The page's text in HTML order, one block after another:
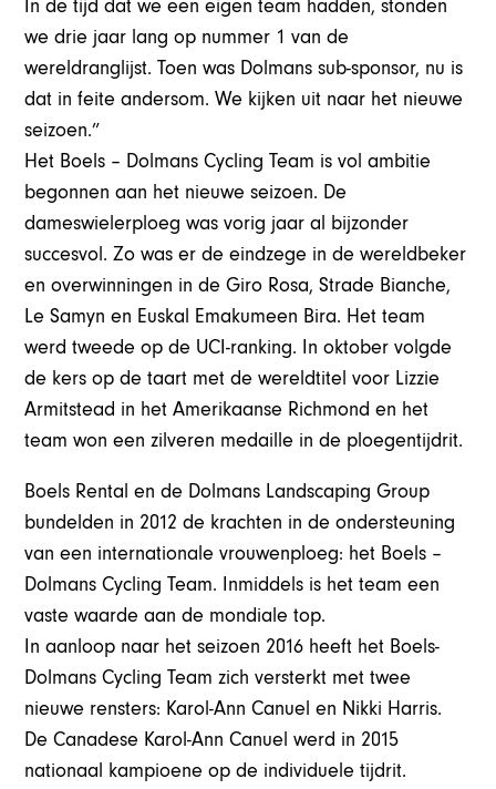
In de tijd dat we een eigen team hadden, stonden
we drie jaar lang op nummer 1 van de
wereldranglijst. Toen was Dolmans sub-sponsor, nu is
dat in feite andersom. We kijken uit naar het nieuwe
seizoen.”
Het Boels – Dolmans Cycling Team is vol ambitie
begonnen aan het nieuwe seizoen. De
dameswielerploeg was vorig jaar al bijzonder
succesvol. Zo was er de eindzege in de wereldbeker
en overwinningen in de Giro Rosa, Strade Bianche,
Le Samyn en Euskal Emakumeen Bira. Het team
werd tweede op de UCI-ranking. In oktober volgde
de kers op de taart met de wereldtitel voor Lizzie
Armitstead in het Amerikaanse Richmond en het
team won een zilveren medaille in de ploegentijdrit.
Boels Rental en de Dolmans Landscaping Group
bundelden in 2012 de krachten in de ondersteuning
van een internationale vrouwenploeg: het Boels –
Dolmans Cycling Team. Inmiddels is het team een
vaste waarde aan de mondiale top.
In aanloop naar het seizoen 2016 heeft het Boels-
Dolmans Cycling Team zich versterkt met twee
nieuwe rensters: Karol-Ann Canuel en Nikki Harris.
De Canadese Karol-Ann Canuel werd in 2015
nationaal kampioene op de individuele tijdrit.